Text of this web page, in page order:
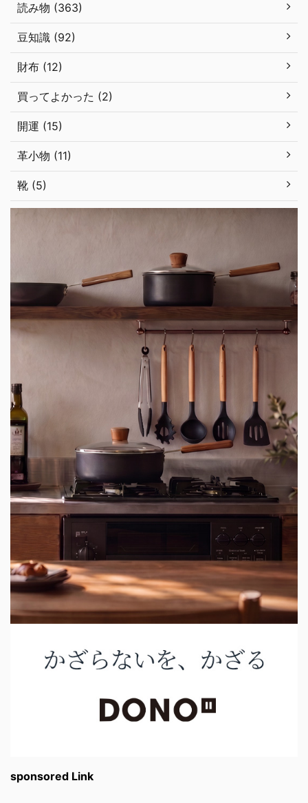
読み物 (363)
豆知識 (92)
財布 (12)
買ってよかった (2)
開運 (15)
革小物 (11)
靴 (5)
sponsored Link